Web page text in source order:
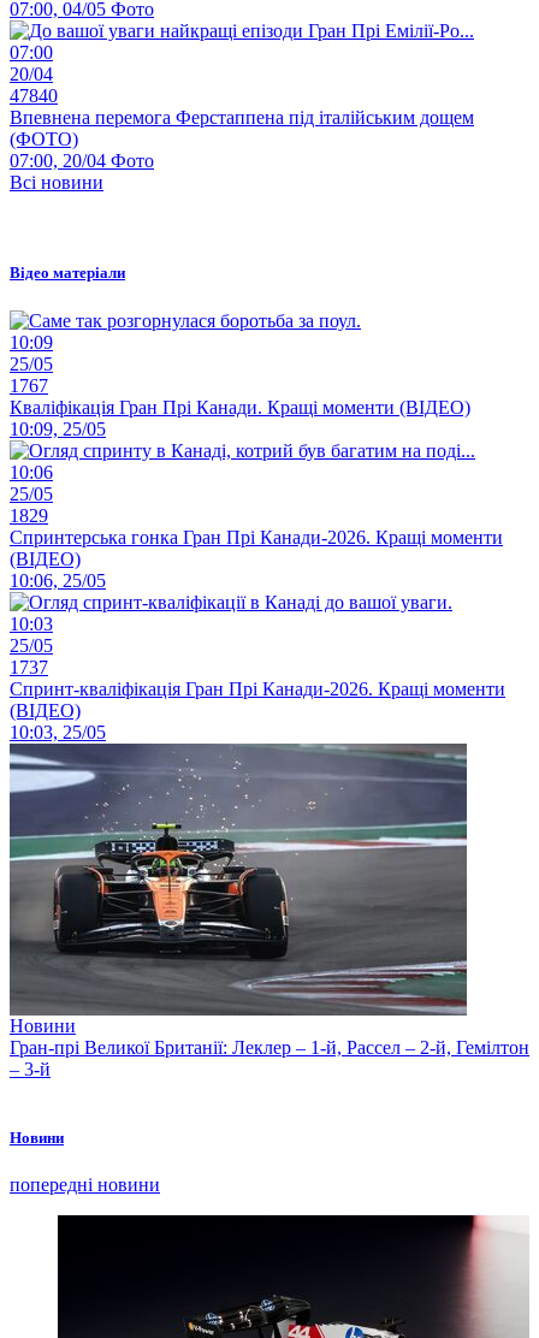
07:00, 04/05 Фото
07:00
20/04
47840
Впевнена перемога Ферстаппена під італійським дощем
(ФОТО)
07:00, 20/04 Фото
Всі новини
Відео матеріали
10:09
25/05
1767
Кваліфікація Гран Прі Канади. Кращі моменти (ВІДЕО)
10:09, 25/05
10:06
25/05
1829
Спринтерська гонка Гран Прі Канади-2026. Кращі моменти
(ВІДЕО)
10:06, 25/05
10:03
25/05
1737
Спринт-кваліфікація Гран Прі Канади-2026. Кращі моменти
(ВІДЕО)
10:03, 25/05
Новини
Гран-прі Великої Британії: Леклер – 1-й, Рассел – 2-й, Гемілтон
– 3-й
Новини
попередні новини